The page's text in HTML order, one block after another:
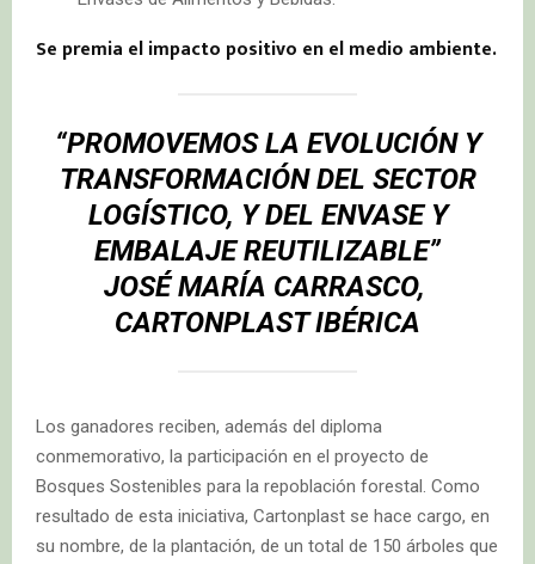
Se premia el impacto positivo en el medio ambiente.
“PROMOVEMOS LA EVOLUCIÓN Y
TRANSFORMACIÓN DEL SECTOR
LOGÍSTICO, Y DEL ENVASE Y
EMBALAJE REUTILIZABLE”
JOSÉ MARÍA CARRASCO,
CARTONPLAST IBÉRICA
Los ganadores reciben, además del diploma
conmemorativo, la participación en el proyecto de
Bosques Sostenibles para la repoblación forestal. Como
resultado de esta iniciativa, Cartonplast se hace cargo, en
su nombre, de la plantación, de un total de 150 árboles que